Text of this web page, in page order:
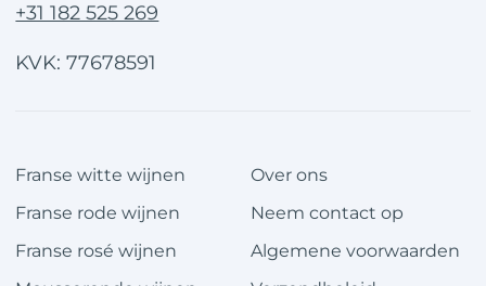
+31 182 525 269
KVK: 77678591
Franse witte wijnen
Franse rode wijnen
Franse rosé wijnen
Over ons
Neem contact op
Algemene voorwaarden